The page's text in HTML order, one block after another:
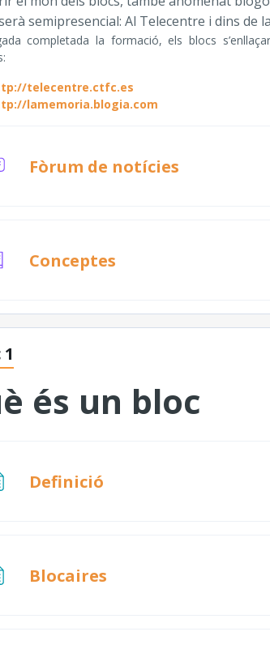
semipresencial: Al Telecentre i dins de
completada la formació, els blocs
telecentre.ctfc.es
lamemoria.blogia.com
Fòrum de notícies
Conceptes
és un bloc
Definició
Blocaires